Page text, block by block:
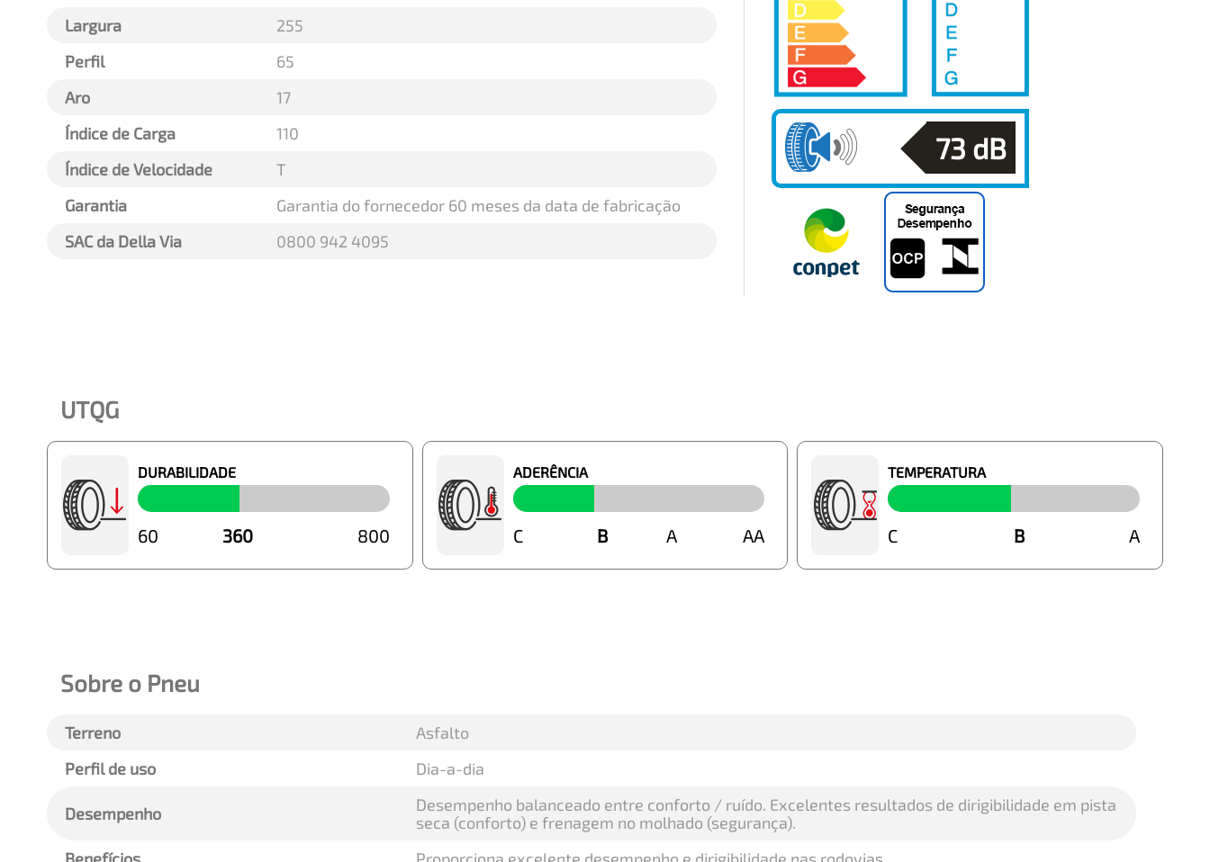
Largura
255
Perfil
65
Aro
17
Índice de Carga
110
Índice de Velocidade
T
Garantia
Garantia do fornecedor 60 meses da data de fabricação
SAC da Della Via
0800 942 4095
73 dB
UTQG
DURABILIDADE
360
60 800
ADERÊNCIA
B
C B A AA
TEMPERATURA
B
C B A
Sobre o Pneu
Terreno
Asfalto
Perfil de uso
Dia-a-dia
Desempenho
Desempenho balanceado entre conforto / ruído. Excelentes resultados de dirigibilidade em pista
seca (conforto) e frenagem no molhado (segurança).